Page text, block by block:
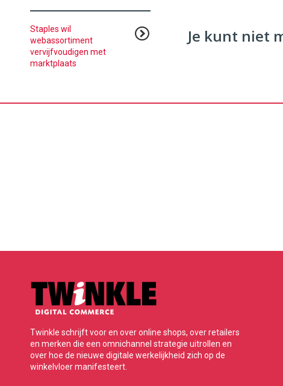
Je kunt niet
Staples wil
webassortiment
vervijfvoudigen met
marktplaats
Twinkle schrijft voor en over online shops, over retailers
en merken die een omnichannel strategie uitrollen en
over hoe de nieuwe digitale werkelijkheid zich op de
winkelvloer manifesteert.